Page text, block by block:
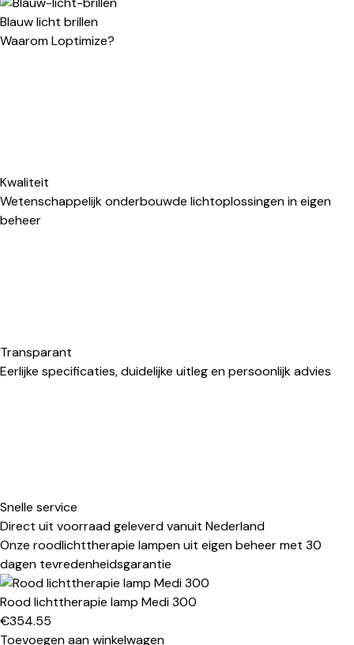
Blauw licht brillen
Waarom Loptimize?
Kwaliteit
Wetenschappelijk onderbouwde lichtoplossingen in eigen
beheer
Transparant
Eerlijke specificaties, duidelijke uitleg en persoonlijk advies
Snelle service
Direct uit voorraad geleverd vanuit Nederland
Onze roodlichttherapie lampen uit eigen beheer met 30
dagen tevredenheidsgarantie
Rood lichttherapie lamp Medi 300
€354.55
Toevoegen aan winkelwagen